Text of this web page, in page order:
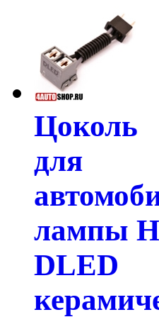
Цоколь
для
лампы
DLED